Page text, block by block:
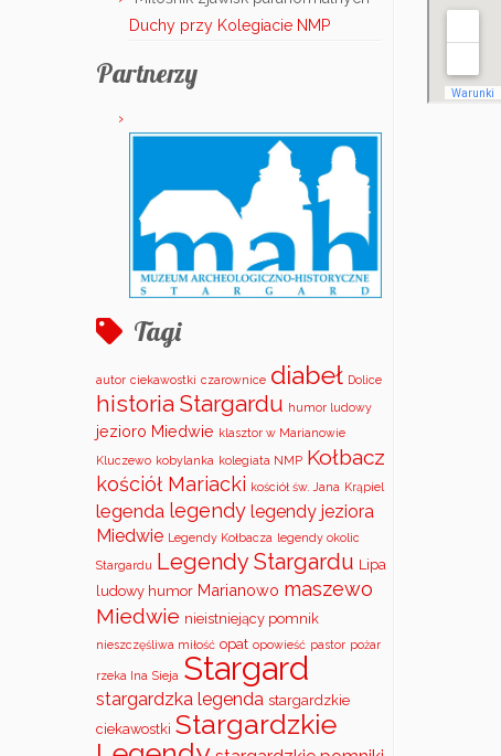
Duchy przy Kolegiacie NMP
Partnerzy
Tagi
autor ciekawostki czarownice diabeł Dolice
historia Stargardu humor ludowy
jezioro Miedwie klasztor w Marianowie
Kluczewo kobylanka kolegiata NMP Kołbacz
kościół Mariacki kościół św. Jana Krąpiel
legenda legendy legendy jeziora
Miedwie Legendy Kołbacza legendy okolic
Stargardu Legendy Stargardu Lipa
ludowy humor Marianowo maszewo
Miedwie nieistniejący pomnik
nieszczęśliwa miłość opat opowieść pastor pożar
rzeka Ina Sieja Stargard
stargardzka legenda stargardzkie
ciekawostki Stargardzkie